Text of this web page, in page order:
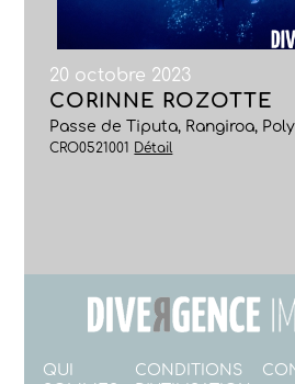
20 octobre 2023
CORINNE ROZOTTE
Passe de Tiputa, Rangiroa,
CRO0521001 Détail
QUI
CONDITIONS